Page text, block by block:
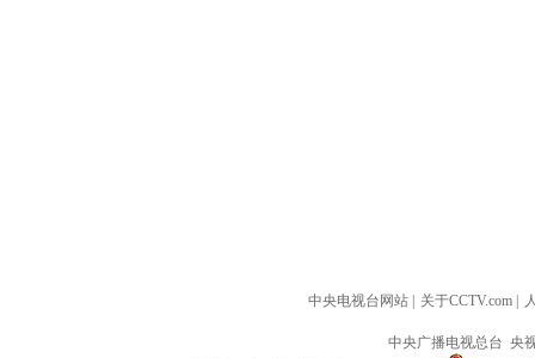
中央电视台网站 关于CCTV.com
中央广播电视总台 央